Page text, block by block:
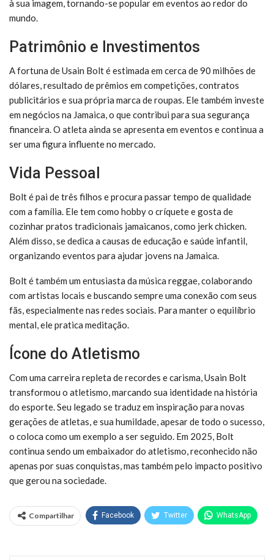
à sua imagem, tornando-se popular em eventos ao redor do
mundo.
Patrimônio e Investimentos
A fortuna de Usain Bolt é estimada em cerca de 90 milhões de
dólares, resultado de prêmios em competições, contratos
publicitários e sua própria marca de roupas. Ele também investe
em negócios na Jamaica, o que contribui para sua segurança
financeira. O atleta ainda se apresenta em eventos e continua a
ser uma figura influente no mercado.
Vida Pessoal
Bolt é pai de três filhos e procura passar tempo de qualidade
com a família. Ele tem como hobby o críquete e gosta de
cozinhar pratos tradicionais jamaicanos, como jerk chicken.
Além disso, se dedica a causas de educação e saúde infantil,
organizando eventos para ajudar jovens na Jamaica.
Bolt é também um entusiasta da música reggae, colaborando
com artistas locais e buscando sempre uma conexão com seus
fãs, especialmente nas redes sociais. Para manter o equilíbrio
mental, ele pratica meditação.
Ícone do Atletismo
Com uma carreira repleta de recordes e carisma, Usain Bolt
transformou o atletismo, marcando sua identidade na história
do esporte. Seu legado se traduz em inspiração para novas
gerações de atletas, e sua humildade, apesar de todo o sucesso,
o coloca como um exemplo a ser seguido. Em 2025, Bolt
continua sendo um embaixador do atletismo, reconhecido não
apenas por suas conquistas, mas também pelo impacto positivo
que gerou na sociedade.
Compartilhar Facebook Twitter WhatsApp